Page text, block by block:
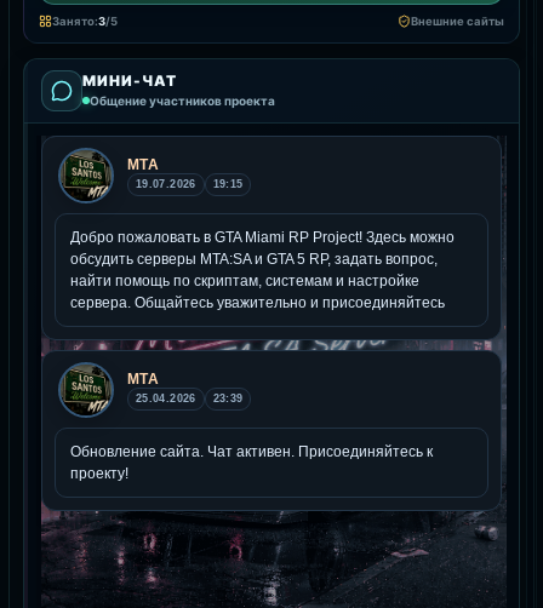
Занято:3/5 Внешние сайты
МИНИ-ЧАТ
Общение участников проекта